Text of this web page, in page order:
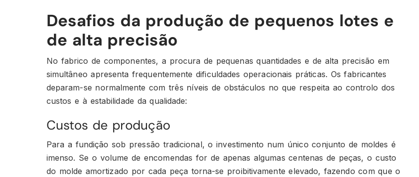
Desafios da produção de pequenos lotes e
de alta precisão
No fabrico de componentes, a procura de pequenas quantidades e de alta precisão em
simultâneo apresenta frequentemente dificuldades operacionais práticas. Os fabricantes
deparam-se normalmente com três níveis de obstáculos no que respeita ao controlo dos
custos e à estabilidade da qualidade:
Custos de produção
Para a fundição sob pressão tradicional, o investimento num único conjunto de moldes é
imenso. Se o volume de encomendas for de apenas algumas centenas de peças, o custo
do molde amortizado por cada peça torna-se proibitivamente elevado, fazendo com que o